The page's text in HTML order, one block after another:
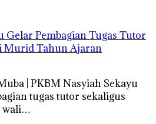
Gelar Pembagian Tugas Tutor
Murid Tahun Ajaran
| PKBM Nasyiah Sekayu
tugas tutor sekaligus
wali…